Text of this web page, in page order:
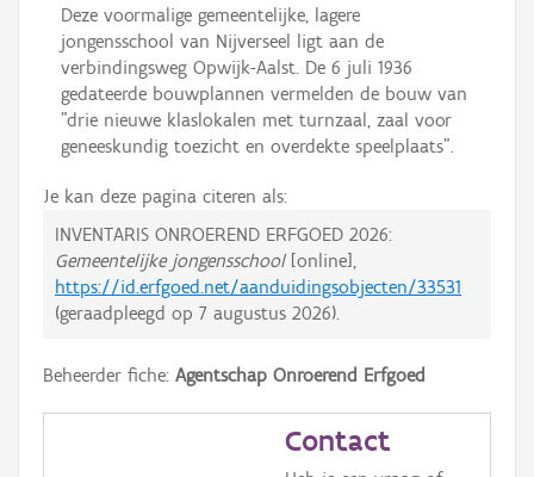
Deze voormalige gemeentelijke, lagere
jongensschool van Nijverseel ligt aan de
verbindingsweg Opwijk-Aalst. De 6 juli 1936
gedateerde bouwplannen vermelden de bouw van
"drie nieuwe klaslokalen met turnzaal, zaal voor
geneeskundig toezicht en overdekte speelplaats".
Je kan deze pagina citeren als:
INVENTARIS ONROEREND ERFGOED 2026:
Gemeentelijke jongensschool[online],
https://id.erfgoed.net/aanduidingsobjecten/33531
(geraadpleegd op 7 augustus 2026).
Beheerder fiche: Agentschap Onroerend Erfgoed
Contact